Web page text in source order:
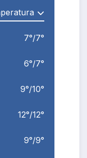
7°/7°
6°/7°
9°/10°
12°/12°
9°/9°